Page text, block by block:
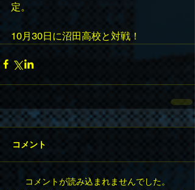
定。
10月30日に沼田高校と対戦！
コメント
コメントが読み込まれませんでした。